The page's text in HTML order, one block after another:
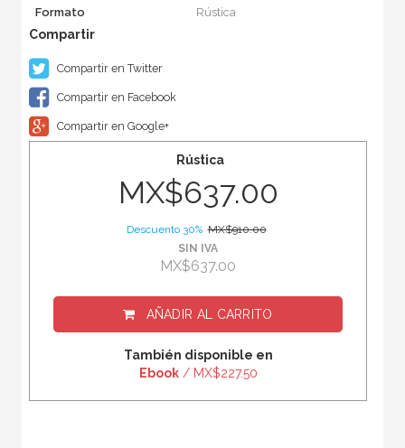
Formato
Rústica
Compartir en Twitter
Compartir en Facebook
Compartir en Google+
Rústica
MX$637.00
Descuento 30% MX$910.00
SIN IVA
MX$637.00
AÑADIR AL CARRITO
También disponible en
Ebook/ MX$227.50